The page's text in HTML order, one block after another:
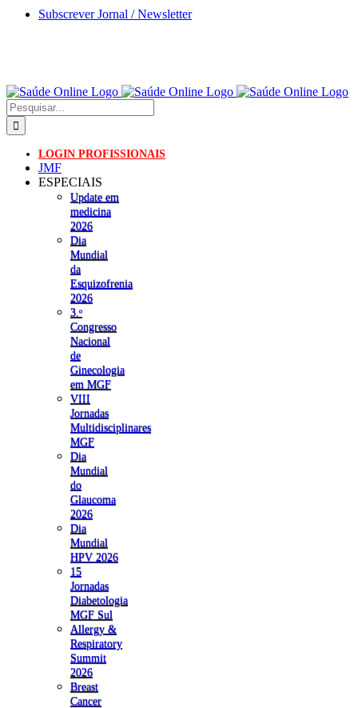
Skip
Subscrever Jornal / Newsletter
Pesquisar
LOGIN PROFISSIONAIS
JMF
ESPECIAIS
Update em
medicina
2026
Dia
Mundial
da
Esquizofrenia
2026
3.ᵒ
Congresso
Nacional
de
Ginecologia
em MGF
VIII
Jornadas
Multidisciplinares
MGF
Dia
Mundial
do
Glaucoma
2026
Dia
Mundial
HPV 2026
15
Jornadas
Diabetologia
MGF Sul
Allergy &
Respiratory
Summit
2026
Breast
Cancer